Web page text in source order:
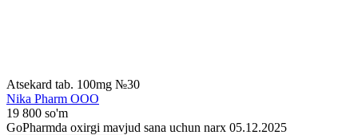
Atsekard tab. 100mg №30
Nika Pharm ООО
19 800 so'm
GoPharmda oxirgi mavjud sana uchun narx 05.12.2025